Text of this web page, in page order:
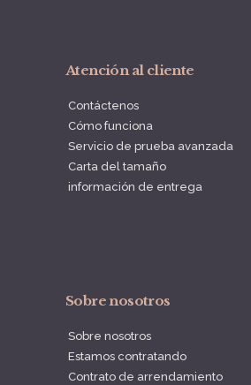
Atención al cliente
Contáctenos
Cómo funciona
Servicio de prueba avanzada
Carta del tamaño
información de entrega
Sobre nosotros
Sobre nosotros
Estamos contratando
Contrato de arrendamiento